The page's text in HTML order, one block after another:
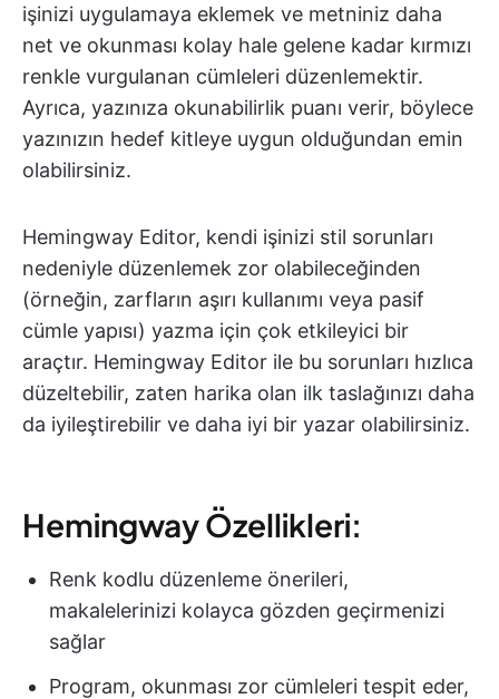
işinizi uygulamaya eklemek ve metniniz daha
net ve okunması kolay hale gelene kadar kırmızı
renkle vurgulanan cümleleri düzenlemektir.
Ayrıca, yazınıza okunabilirlik puanı verir, böylece
yazınızın hedef kitleye uygun olduğundan emin
olabilirsiniz.
Hemingway Editor, kendi işinizi stil sorunları
nedeniyle düzenlemek zor olabileceğinden
(örneğin, zarfların aşırı kullanımı veya pasif
cümle yapısı) yazma için çok etkileyici bir
araçtır. Hemingway Editor ile bu sorunları hızlıca
düzeltebilir, zaten harika olan ilk taslağınızı daha
da iyileştirebilir ve daha iyi bir yazar olabilirsiniz.
Hemingway Özellikleri:
Renk kodlu düzenleme önerileri,
makalelerinizi kolayca gözden geçirmenizi
sağlar
Program, okunması zor cümleleri tespit eder,